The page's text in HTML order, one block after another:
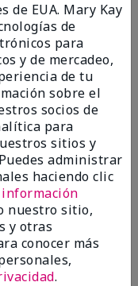
esta
workers
de EUA. Mary Kay
de
para
y de mercadeo,
de tu
sobre el
socios de
para
sitios y
administrar
haciendo clic
nuestro sitio,
y otras
conocer más
.